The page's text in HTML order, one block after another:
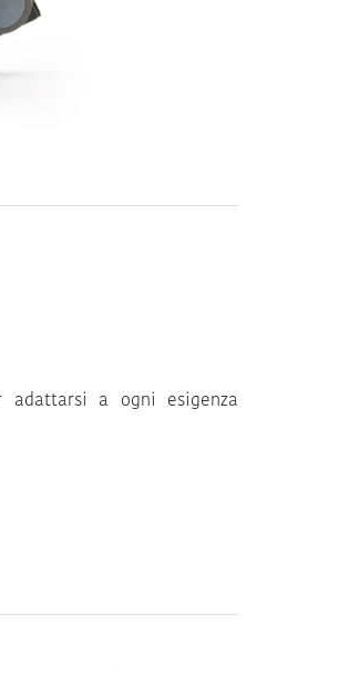
adattarsi a ogni esigenza